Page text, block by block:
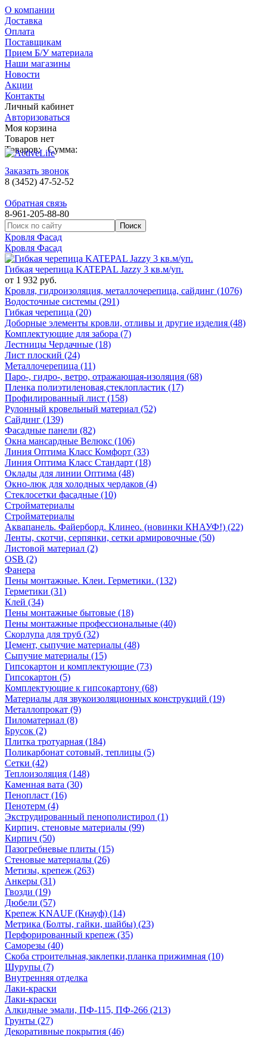
О компании
Доставка
Оплата
Поставщикам
Прием Б/У материала
Наши магазины
Новости
Акции
Контакты
Личный кабинет
Авторизоваться
Моя корзина
Товаров нет
Товаров: Сумма:
Заказать звонок
8 (3452) 47-52-52
Обратная связь
8-961-205-88-80
Кровля Фасад
Кровля Фасад
Гибкая черепица KATEPAL Jazzy 3 кв.м/уп.
от 1 932 руб.
Кровля, гидроизоляция, металлочерепица, сайдинг (1076)
Водосточные системы (291)
Гибкая черепица (20)
Доборные элементы кровли, отливы и другие изделия (48)
Комплектующие для забора (7)
Лестницы Чердачные (18)
Лист плоский (24)
Металлочерепица (11)
Паро-, гидро-, ветро, отражающая-изоляция (68)
Пленка полиэтиленовая,стеклопластик (17)
Профилированный лист (158)
Рулонный кровельный материал (52)
Сайдинг (139)
Фасадные панели (82)
Окна мансардные Велюкс (106)
Линия Оптима Класс Комфорт (33)
Линия Оптима Класс Стандарт (18)
Оклады для линии Оптима (48)
Окно-люк для холодных чердаков (4)
Стеклосетки фасадные (10)
Стройматериалы
Стройматериалы
Аквапанель. Файерборд. Клинео. (новинки КНАУФ!) (22)
Ленты, скотчи, серпянки, сетки армировочные (50)
Листовой материал (2)
OSB (2)
Фанера
Пены монтажные. Клеи. Герметики. (132)
Герметики (31)
Клей (34)
Пены монтажные бытовые (18)
Пены монтажные профессиональные (40)
Скорлупа для труб (32)
Цемент, сыпучие материалы (48)
Сыпучие материалы (15)
Гипсокартон и комплектующие (73)
Гипсокартон (5)
Комплектующие к гипсокартону (68)
Материалы для звукоизоляционных конструкций (19)
Металлопрокат (9)
Пиломатериал (8)
Брусок (2)
Плитка тротуарная (184)
Поликарбонат сотовый, теплицы (5)
Сетки (42)
Теплоизоляция (148)
Каменная вата (30)
Пенопласт (16)
Пенотерм (4)
Экструдированный пенополистирол (1)
Кирпич, стеновые материалы (99)
Кирпич (50)
Пазогребневые плиты (15)
Стеновые материалы (26)
Метизы, крепеж (263)
Анкеры (31)
Гвозди (19)
Дюбели (57)
Крепеж KNAUF (Кнауф) (14)
Метрика (Болты, гайки, шайбы) (23)
Перфорированный крепеж (35)
Саморезы (40)
Скоба строительная,заклепки,планка прижимная (10)
Шурупы (7)
Внутренняя отделка
Лаки-краски
Лаки-краски
Алкидные эмали, ПФ-115, ПФ-266 (213)
Грунты (27)
Декоративные покрытия (46)